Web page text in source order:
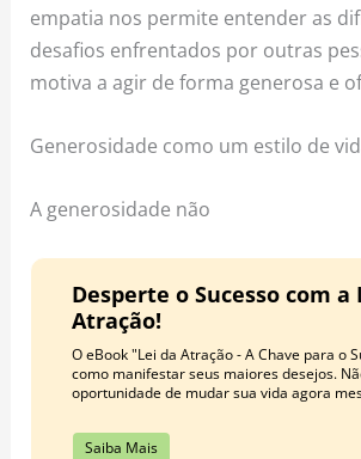
empatia nos permite entender as
desafios enfrentados por outras
motiva a agir de forma generosa e
Generosidade como um estilo de
A generosidade não
Desperte o Sucesso com a
Atração!
O eBook "Lei da Atração - A Chave para o
como manifestar seus maiores desejos.
oportunidade de mudar sua vida agora
Saiba Mais